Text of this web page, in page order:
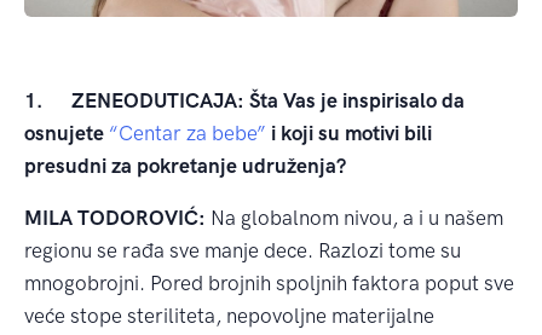
1. ZENEODUTICAJA: Šta Vas je inspirisalo da
osnujete “Centar za bebe” i koji su motivi bili
presudni za pokretanje udruženja?
MILA TODOROVIĆ: Na globalnom nivou, a i u našem
regionu se rađa sve manje dece. Razlozi tome su
mnogobrojni. Pored brojnih spoljnih faktora poput sve
veće stope steriliteta, nepovoljne materijalne